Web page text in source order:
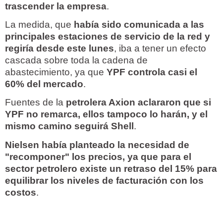
trascender la empresa.
La medida, que había sido comunicada a las
principales estaciones de servicio de la red y
regiría desde este lunes, iba a tener un efecto
cascada sobre toda la cadena de
abastecimiento, ya que YPF controla casi el
60% del mercado.
Fuentes de la petrolera Axion aclararon que si
YPF no remarca, ellos tampoco lo harán, y el
mismo camino seguirá Shell .
Nielsen había planteado la necesidad de
"recomponer" los precios, ya que para el
sector petrolero existe un retraso del 15% para
equilibrar los niveles de facturación con los
costos.